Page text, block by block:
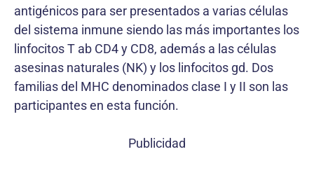
antigénicos para ser presentados a varias células
del sistema inmune siendo las más importantes los
linfocitos T ab CD4 y CD8, además a las células
asesinas naturales (NK) y los linfocitos gd. Dos
familias del MHC denominados clase I y II son las
participantes en esta función.
Publicidad